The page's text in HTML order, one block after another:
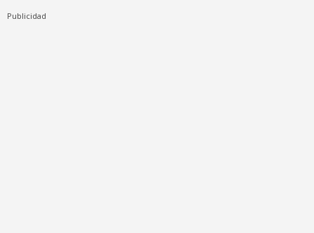
Publicidad